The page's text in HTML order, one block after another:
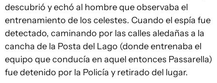
descubrió y echó al hombre que observaba el
entrenamiento de los celestes. Cuando el espía fue
detectado, caminando por las calles aledañas a la
cancha de la Posta del Lago (donde entrenaba el
equipo que conducía en aquel entonces Passarella)
fue detenido por la Policía y retirado del lugar.